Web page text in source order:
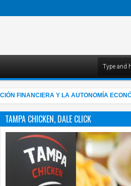
Y LA AUTONOMÍA
TAMPA CHICKEN, DALE CLICK